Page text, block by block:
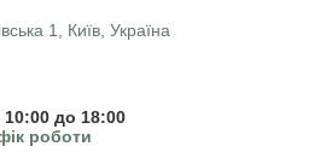
1, Київ, Україна
до 18:00
роботи